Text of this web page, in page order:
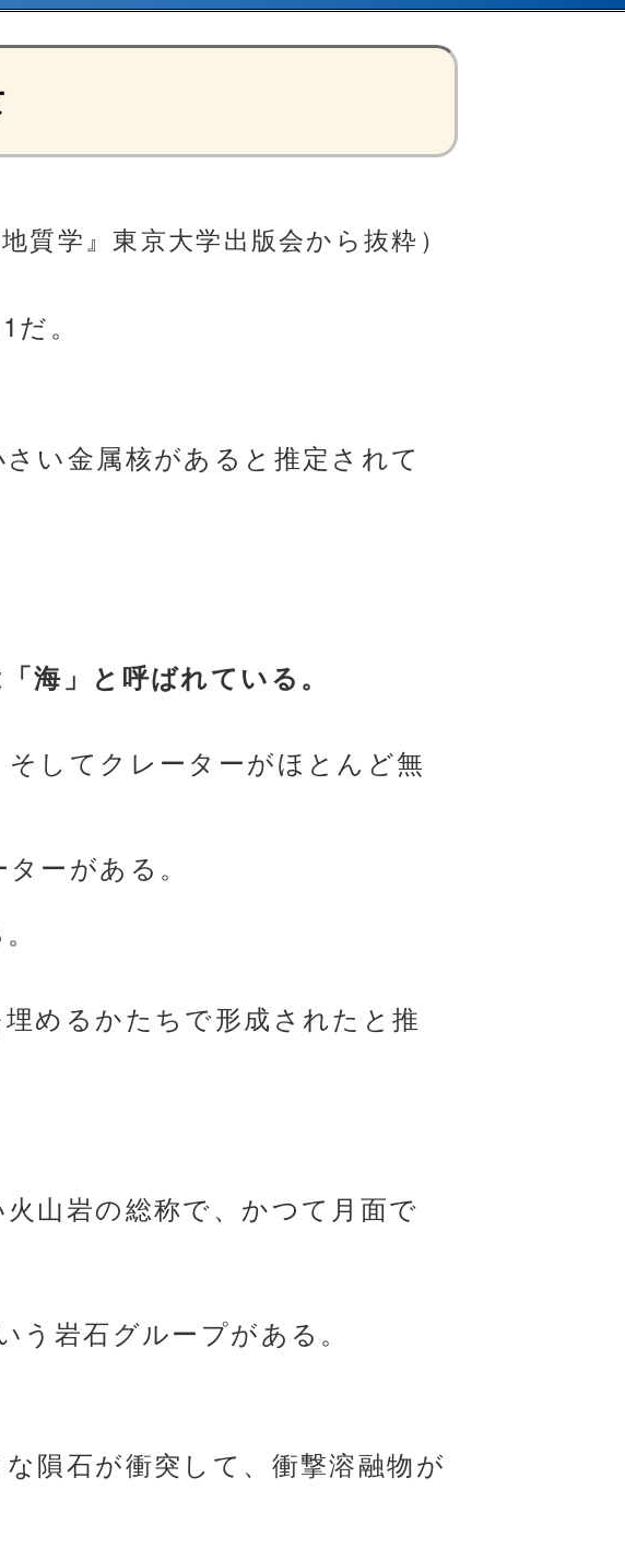
質学』東京大学出版会から抜粋）
。
い金属核があると推定されて
海」と呼ばれている。
してクレーターがほとんど無
ーがある。
めるかたちで形成されたと推
山岩の総称で、かつて月面で
岩石グループがある。
隕石が衝突して、衝撃溶融物が